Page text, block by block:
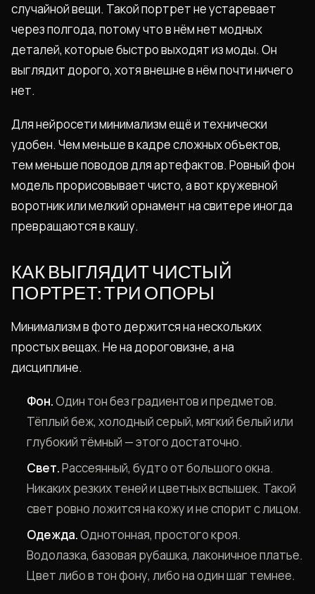
случайной вещи. Такой портрет не устаревает
через полгода, потому что в нём нет модных
деталей, которые быстро выходят из моды. Он
выглядит дорого, хотя внешне в нём почти ничего
нет.
Для нейросети минимализм ещё и технически
удобен. Чем меньше в кадре сложных объектов,
тем меньше поводов для артефактов. Ровный фон
модель прорисовывает чисто, а вот кружевной
воротник или мелкий орнамент на свитере иногда
превращаются в кашу.
КАК ВЫГЛЯДИТ ЧИСТЫЙ
ПОРТРЕТ: ТРИ ОПОРЫ
Минимализм в фото держится на нескольких
простых вещах. Не на дороговизне, а на
дисциплине.
Фон.Один тон без градиентов и предметов.
Тёплый беж, холодный серый, мягкий белый или
глубокий тёмный — этого достаточно.
Свет.Рассеянный, будто от большого окна.
Никаких резких теней и цветных вспышек. Такой
свет ровно ложится на кожу и не спорит с лицом.
Одежда.Однотонная, простого кроя.
Водолазка, базовая рубашка, лаконичное платье.
Цвет либо в тон фону, либо на один шаг темнее.